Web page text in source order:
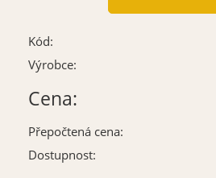
Kód:
Výrobce:
Cena:
Přepočtená cena:
Dostupnost: